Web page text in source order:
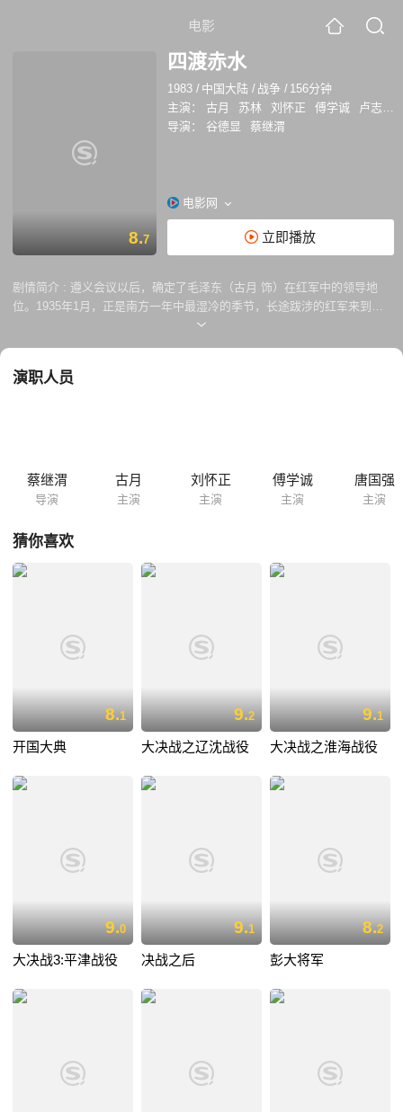
电影
8.7
四渡赤水
1983 / 中国大陆 / 战争 / 156分钟
主演：
古月 苏林 刘怀正 傅学诚 卢志启
导演：
谷德显 蔡继渭
电影网
立即播放
剧情简介 : 遵义会议以后，确定了毛泽东（古月 饰）在红军中的领导地
位。1935年1月，正是南方一年中最湿冷的季节，长途跋涉的红军来到赤
水河边。前后有敌人的夹击，毛泽东与周恩来（苏林 饰）、刘伯承（傅学
空虚二渡赤水，巧夺渡口，红军趁敌不备，率精兵奇袭娄山关，挥师遵
演职人员
蔡继渭
导演
古月
主演
刘怀正
主演
傅学诚
主演
唐国强
主演
猜你喜欢
8.1
开国大典
9.2
大决战之辽沈战役
9.1
大决战之淮海战役
9.0
大决战3:平津战役
9.1
决战之后
8.2
彭大将军